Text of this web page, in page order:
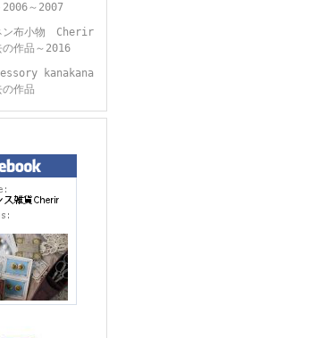
2006～2007
ン布小物 Cherir
の作品～2016
kanakana
の作品